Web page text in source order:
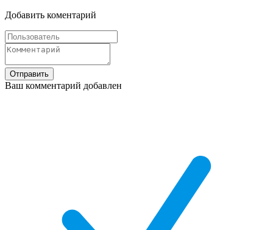
Добавить коментарий
Отправить
Ваш комментарий добавлен